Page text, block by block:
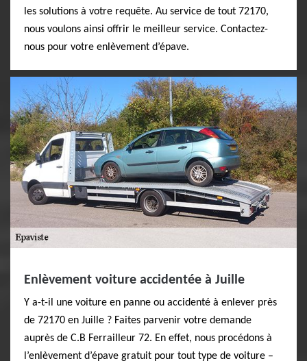
les solutions à votre requête. Au service de tout 72170,
nous voulons ainsi offrir le meilleur service. Contactez-
nous pour votre enlèvement d’épave.
Enlèvement voiture accidentée à Juille
Y a-t-il une voiture en panne ou accidenté à enlever près
de 72170 en Juille ? Faites parvenir votre demande
auprès de C.B Ferrailleur 72. En effet, nous procédons à
l’enlèvement d’épave gratuit pour tout type de voiture –